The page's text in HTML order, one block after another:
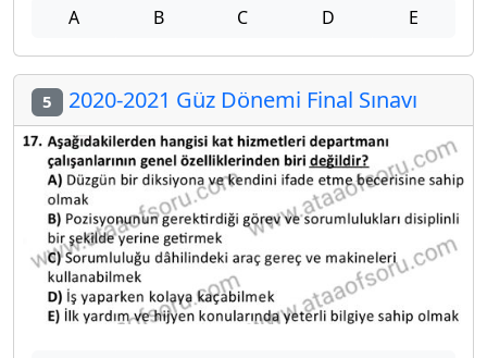
A B C D E
5 2020-2021 Güz Dönemi Final Sınavı